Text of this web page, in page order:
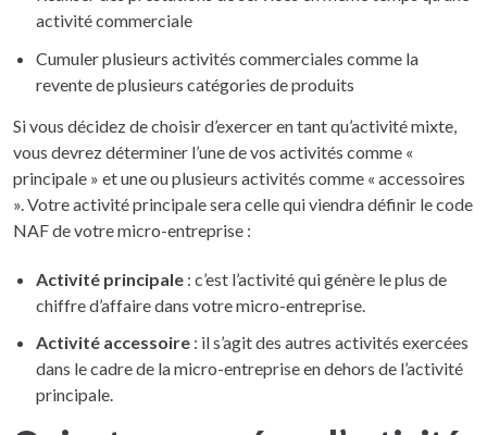
activité commerciale
Cumuler plusieurs activités commerciales comme la
revente de plusieurs catégories de produits
Si vous décidez de choisir d’exercer en tant qu’activité mixte,
vous devrez déterminer l’une de vos activités comme «
principale » et une ou plusieurs activités comme « accessoires
». Votre activité principale sera celle qui viendra définir le code
NAF de votre micro-entreprise :
Activité principale : c’est l’activité qui génère le plus de
chiffre d’affaire dans votre micro-entreprise.
Activité accessoire : il s’agit des autres activités exercées
dans le cadre de la micro-entreprise en dehors de l’activité
principale.